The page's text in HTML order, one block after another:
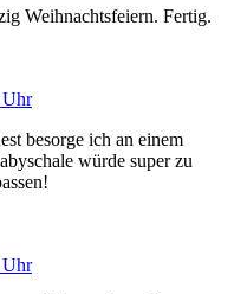
Weihnachtsfeiern. Fertig.
Uhr
besorge ich an einem
würde super zu
Uhr